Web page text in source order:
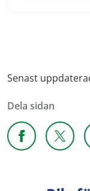
Senast
Dela sidan
Dela sidan på
Dela